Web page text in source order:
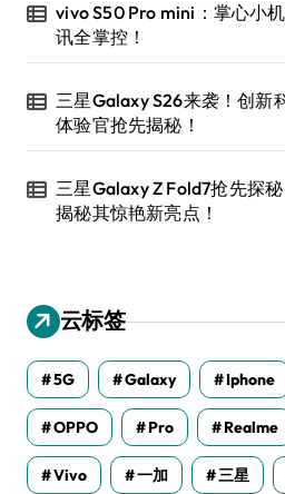
vivo S50 Pro mini：掌心小
讯全掌控！
三星Galaxy S26来袭！创新
体验官抢先揭秘！
三星Galaxy Z Fold7抢先探
揭秘其惊艳新亮点！
云标签
5G Galaxy Iphone
OPPO Pro Realme
Vivo 一加 三星